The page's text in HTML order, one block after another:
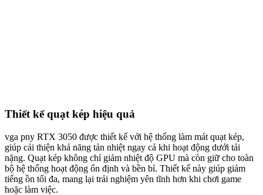
Thiết kế quạt kép hiệu quả
vga pny RTX 3050 được thiết kế với hệ thống làm mát quạt kép,
giúp cải thiện khả năng tản nhiệt ngay cả khi hoạt động dưới tải
nặng. Quạt kép không chỉ giảm nhiệt độ GPU mà còn giữ cho toàn
bộ hệ thống hoạt động ổn định và bền bỉ. Thiết kế này giúp giảm
tiếng ồn tối đa, mang lại trải nghiệm yên tĩnh hơn khi chơi game
hoặc làm việc.